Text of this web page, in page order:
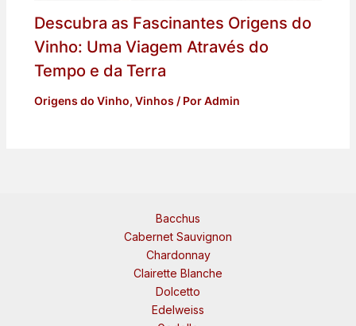
Descubra as Fascinantes Origens do
Vinho: Uma Viagem Através do
Tempo e da Terra
Origens do Vinho, Vinhos / PorAdmin
Bacchus
Cabernet Sauvignon
Chardonnay
Clairette Blanche
Dolcetto
Edelweiss